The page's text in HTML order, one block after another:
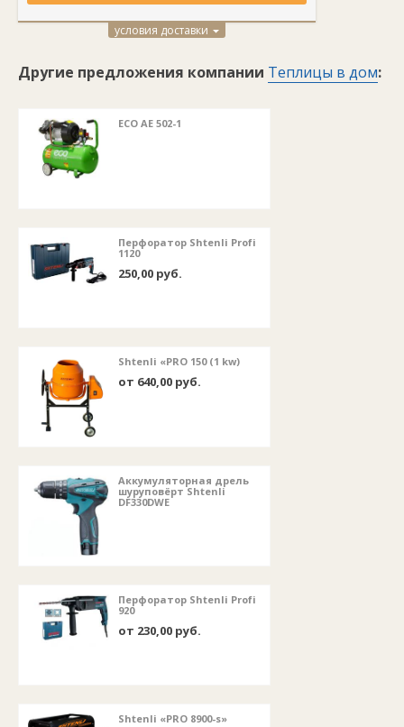
условия доставки
Другие предложения компании Теплицы в дом:
ECO AE 502-1
Перфоратор Shtenli Profi
1120
250,00 руб.
Shtenli «PRO 150 (1 kw)
от 640,00 руб.
Аккумуляторная дрель
шуруповёрт Shtenli
DF330DWE
Перфоратор Shtenli Profi
920
от 230,00 руб.
Shtenli «PRO 8900-s»